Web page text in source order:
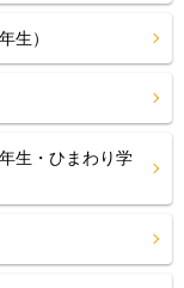
生）
生・ひまわり学